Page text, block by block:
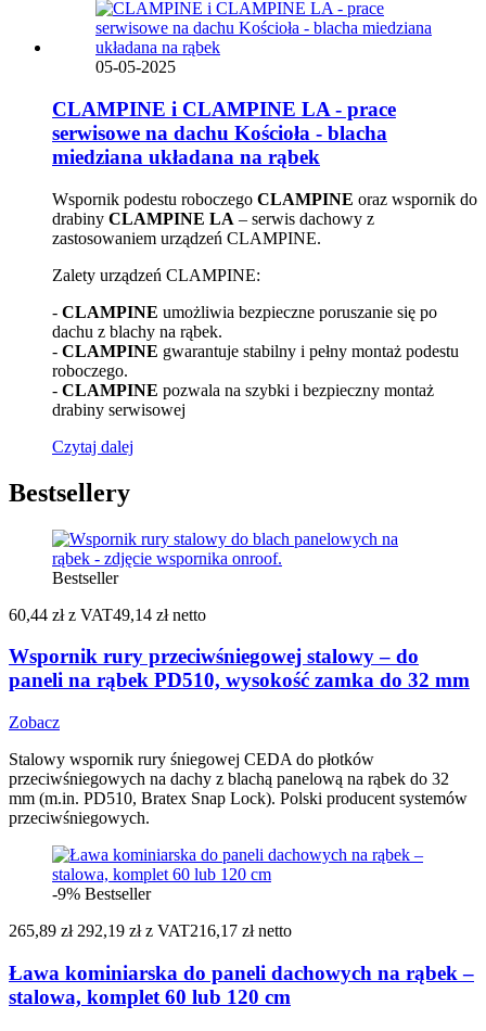
05-05-2025
CLAMPINE i CLAMPINE LA - prace
serwisowe na dachu Kościoła - blacha
miedziana układana na rąbek
Wspornik podestu roboczego CLAMPINE oraz wspornik do
drabiny CLAMPINE LA – serwis dachowy z
zastosowaniem urządzeń CLAMPINE.
Zalety urządzeń CLAMPINE:
- CLAMPINE umożliwia bezpieczne poruszanie się po
dachu z blachy na rąbek.
- CLAMPINE gwarantuje stabilny i pełny montaż podestu
roboczego.
- CLAMPINE pozwala na szybki i bezpieczny montaż
drabiny serwisowej
Czytaj dalej
Bestsellery
Bestseller
60,44 zł z VAT49,14 zł netto
Wspornik rury przeciwśniegowej stalowy – do
paneli na rąbek PD510, wysokość zamka do 32 mm
Zobacz
Stalowy wspornik rury śniegowej CEDA do płotków
przeciwśniegowych na dachy z blachą panelową na rąbek do 32
mm (m.in. PD510, Bratex Snap Lock). Polski producent systemów
przeciwśniegowych.
-9% Bestseller
265,89 zł 292,19 zł z VAT216,17 zł netto
Ława kominiarska do paneli dachowych na rąbek –
stalowa, komplet 60 lub 120 cm